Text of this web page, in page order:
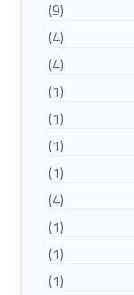
(9)
(4)
(4)
(1)
(1)
(1)
(1)
(4)
(1)
(1)
(1)